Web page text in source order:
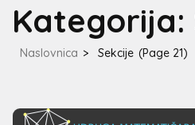
Kategorija:
Naslovnica > Sekcije (Page 21)